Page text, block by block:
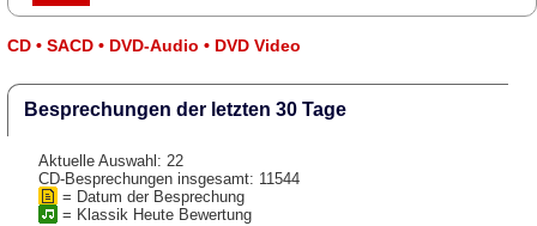
CD • SACD • DVD-Audio • DVD Video
Besprechungen der letzten 30 Tage
Aktuelle Auswahl: 22
CD-Besprechungen insgesamt: 11544
= Datum der Besprechung
= Klassik Heute Bewertung